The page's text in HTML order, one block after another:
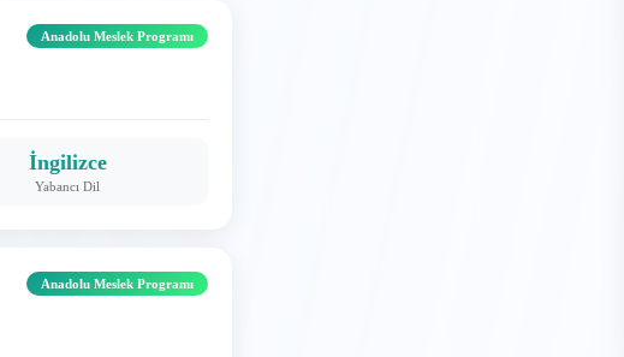
Anadolu Meslek Programı
İngilizce
Yabancı Dil
Anadolu Meslek Programı